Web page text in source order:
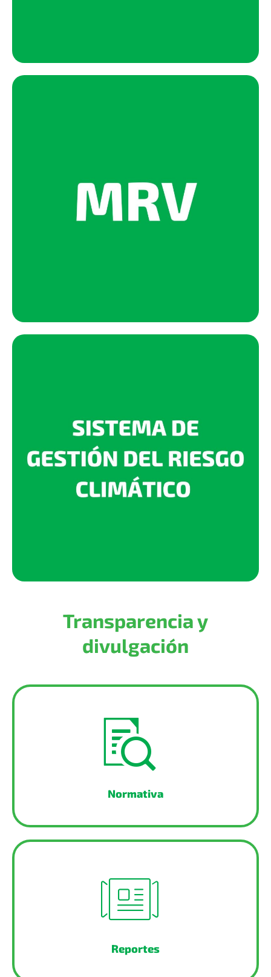
Transparencia y
divulgación
Normativa
Reportes